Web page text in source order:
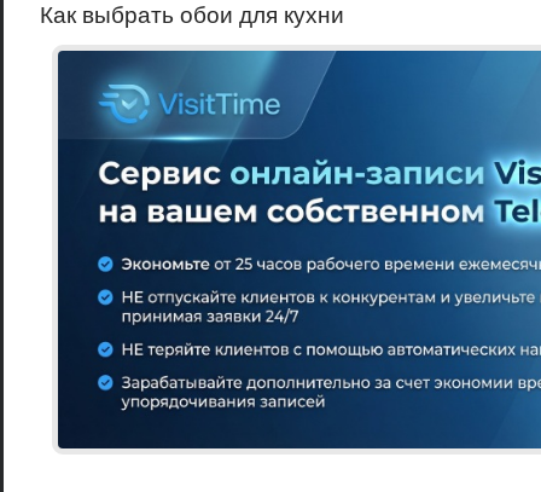
Как выбрать обои для кухни